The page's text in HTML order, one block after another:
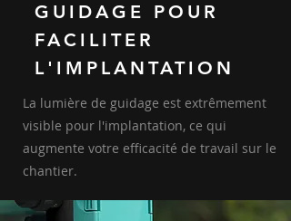
GUIDAGE POUR
FACILITER
L'IMPLANTATION
La lumière de guidage est extrêmement
visible pour l'implantation, ce qui
augmente votre efficacité de travail sur le
chantier.